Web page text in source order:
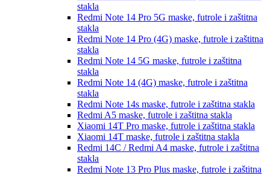
stakla
Redmi Note 14 Pro 5G maske, futrole i zaštitna
stakla
Redmi Note 14 Pro (4G) maske, futrole i zaštitna
stakla
Redmi Note 14 5G maske, futrole i zaštitna
stakla
Redmi Note 14 (4G) maske, futrole i zaštitna
stakla
Redmi Note 14s maske, futrole i zaštitna stakla
Redmi A5 maske, futrole i zaštitna stakla
Xiaomi 14T Pro maske, futrole i zaštitna stakla
Xiaomi 14T maske, futrole i zaštitna stakla
Redmi 14C / Redmi A4 maske, futrole i zaštitna
stakla
Redmi Note 13 Pro Plus maske, futrole i zaštitna